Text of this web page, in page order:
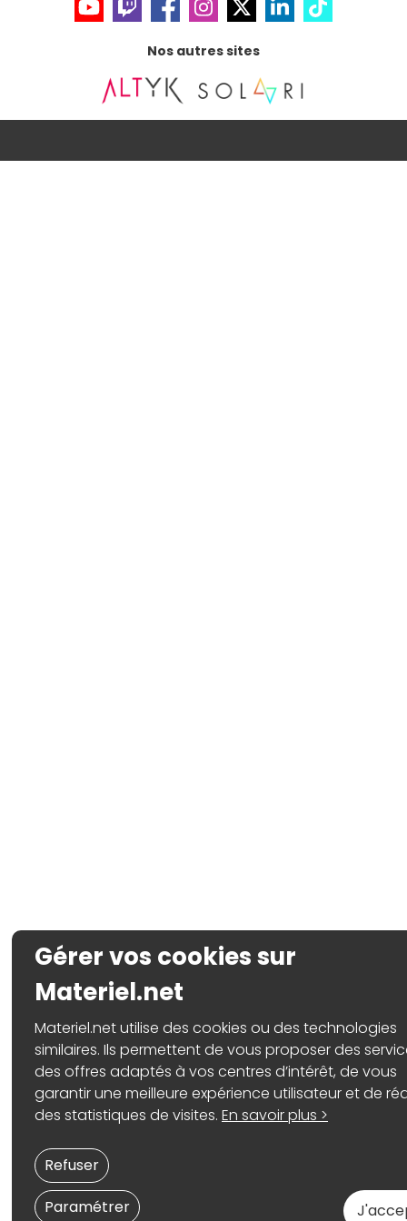
Nos autres sites
Gérer vos cookies sur
Materiel.net
Materiel.net utilise des cookies ou des technologies
similaires. Ils permettent de vous proposer des
des offres adaptés à vos centres d’intérêt, de vous
garantir une meilleure expérience utilisateur et de
des statistiques de visites.En savoir plus >
Paramétrer
Refuser